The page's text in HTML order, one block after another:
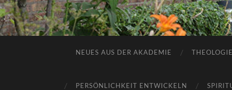
NEUES AUS DER AKADEMIE
PERSÖNLICHKEIT ENTWICKELN